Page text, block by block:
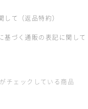
して（返品特約）
基づく通販の表記に関して
チェックしている商品